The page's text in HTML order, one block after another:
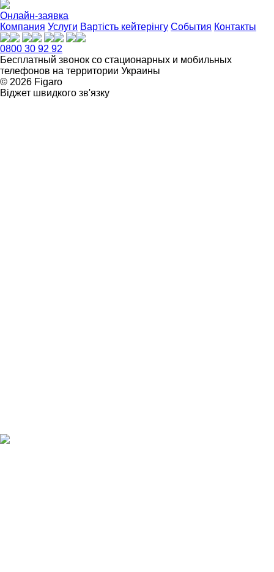
Онлайн-заявка
Компания Услуги Вартість кейтерінгу События Контакты
0800 30 92 92
Бесплатный звонок со стационарных и мобильных
телефонов на территории Украины
© 2026 Figarо
Віджет швидкого зв'язку